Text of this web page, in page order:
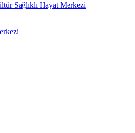
Sağlıklı Hayat Merkezi